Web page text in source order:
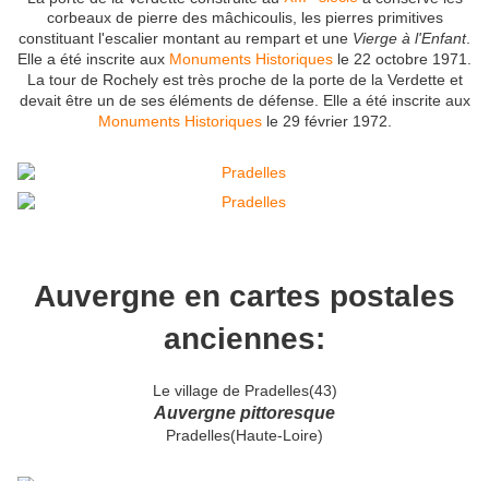
corbeaux de pierre des mâchicoulis, les pierres primitives
constituant l'escalier montant au rempart et une Vierge à l'Enfant.
Elle a été inscrite aux Monuments Historiques le 22 octobre 1971.
La tour de Rochely est très proche de la porte de la Verdette et
devait être un de ses éléments de défense. Elle a été inscrite aux
Monuments Historiquesle 29 février 1972.
Auvergne en cartes postales
anciennes:
Le village de Pradelles(43)
Auvergne pittoresque
Pradelles(Haute-Loire)